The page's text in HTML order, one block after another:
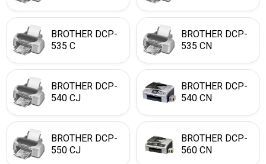
BROTHER DCP-
535 C
BROTHER DCP-
535 CN
BROTHER DCP-
540 CJ
BROTHER DCP-
540 CN
BROTHER DCP-
550 CJ
BROTHER DCP-
560 CN